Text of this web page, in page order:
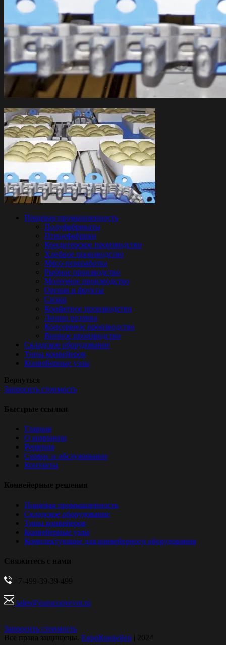
Пищевая промышленность
Полуфабрикаты
Птицефабрики
Кондитерское производство
Хлебное производство
Мясо-переработка
Рыбное производство
Молочное производство
Овощи и фрукты
Снэки
Конфетное производство
Линии розлива
Консервное производство
Винное производство
Складское оборудование
Типы конвейеров
Конвейерные узлы
Вернуться
Запросить стоимость
Быстрые ссылки
Главная
О компании
Решения
Сервис и обслуживание
Контакты
Конвейерные решения
Пищевая промышленность
Складское оборудование
Типы конвейеров
Конвейерные узлы
Комплектующие для конвейерного оборудования
Свяжитесь с нами
+7-499-39-39-499
sales@euroconveyor.ru
Запросить стоимость
Все права защищены. ЕвроКонвейер | 2024